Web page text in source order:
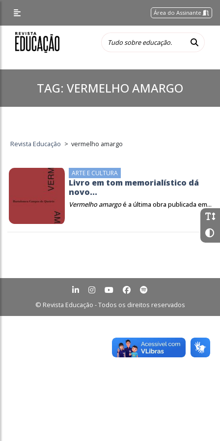
Área do Assinante
TAG: VERMELHO AMARGO
Revista Educação > vermelho amargo
ARTE E CULTURA
Livro em tom memorialístico dá
novo...
Vermelho amargoé a última obra publicada em...
© Revista Educação - Todos os direitos reservados